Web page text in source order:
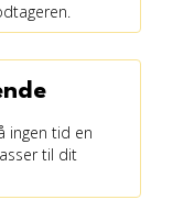
ingen tid en
til dit